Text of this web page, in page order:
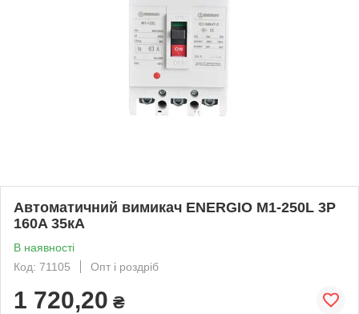
Автоматичний вимикач ENERGIO M1-250L 3P
160A 35кА
В наявності
Код: 71105
Опт і роздріб
1 720,20 ₴